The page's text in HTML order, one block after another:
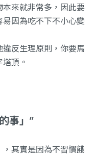
來就非常多，因此要
易因為吃不下不小心變
反生理原則，你要馬
頂。
事」
其實是因為不習慣餓